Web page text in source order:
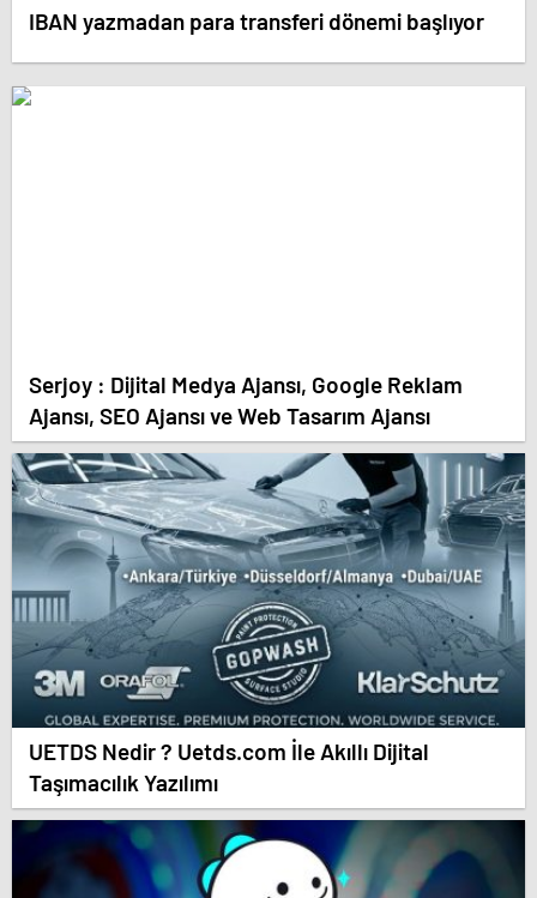
IBAN yazmadan para transferi dönemi başlıyor
Serjoy : Dijital Medya Ajansı, Google Reklam
Ajansı, SEO Ajansı ve Web Tasarım Ajansı
UETDS Nedir ? Uetds.com İle Akıllı Dijital
Taşımacılık Yazılımı